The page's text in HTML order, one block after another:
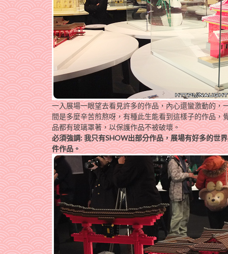
一入展場一眼望去看見許多的作品，內心還蠻激動的
間是多麼辛苦煎熬呀，有種此生能看到這樣子的作品
品都有玻璃罩著，以保護作品不被破壞。
必須強調: 我只有SHOW出部分作品，展場有好多的世
件作品。